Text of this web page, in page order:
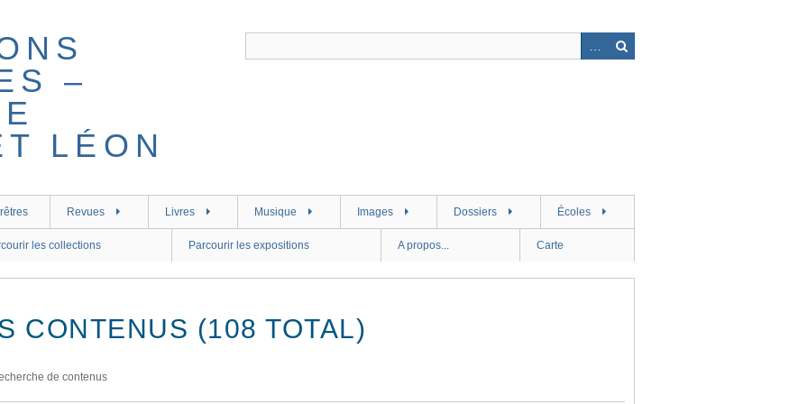
Revues Livres Musique Images Dossiers Écoles
les collections Parcourir les expositions A propos... Carte
CONTENUS (108 TOTAL)
de contenus